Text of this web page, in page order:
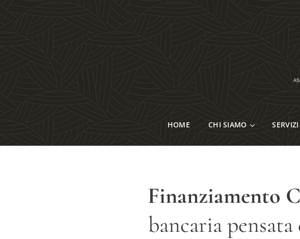
HOME CHI SIAMO SERVIZI
Finanziamento
bancaria